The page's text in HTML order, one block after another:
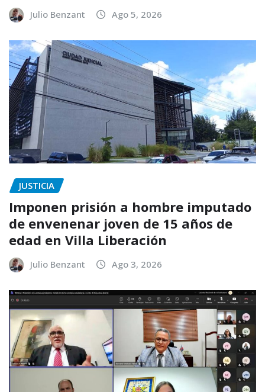
Julio Benzant Ago 5, 2026
JUSTICIA
Imponen prisión a hombre imputado
de envenenar joven de 15 años de
edad en Villa Liberación
Julio Benzant Ago 3, 2026